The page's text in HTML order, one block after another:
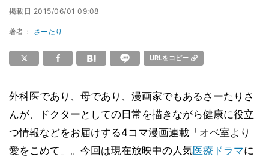
掲載日 2015/06/01 09:08
著者： さーたり
URLをコピー
外科医であり、母であり、漫画家でもあるさーたりさ
んが、ドクターとしての日常を描きながら健康に役立
つ情報などをお届けする4コマ漫画連載「オペ室より
愛をこめて」。今回は現在放映中の人気医療 ドラマに